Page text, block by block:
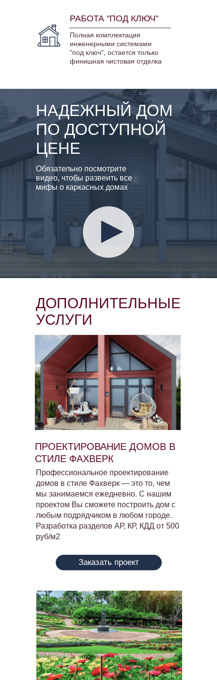
РАБОТА "ПОД КЛЮЧ"
Полная комплектация
инженерными системами
"под ключ", остается только
финишная чистовая отделка
НАДЕЖНЫЙ ДОМ
ПО ДОСТУПНОЙ
ЦЕНЕ
Обязательно посмотрите
видео, чтобы развеить все
мифы о каркасных домах
ДОПОЛНИТЕЛЬНЫЕ
УСЛУГИ
ПРОЕКТИРОВАНИЕ ДОМОВ В
СТИЛЕ ФАХВЕРК
Профессиональное проектирование
домов в стиле Фахверк — это то, чем
мы занимаемся ежедневно. С нашим
проектом Вы сможете построить дом с
любым подрядчиком в любом городе.
Разработка разделов АР, КР, КДД от 500
руб/м2
Заказать проект
О стройке
Проекты
vasin@good-vill.ru
8-978-565-28-44
Контактные данные:
Адрес:
Пользовательское соглашение
г. Севастополь, Технопарк Маяк,
Фиолентовское ш. 1/5, оф. 240
Представительство в Москве и МО
ИНН:861402336637
ОГРНИП:321665800215934
персональных данных